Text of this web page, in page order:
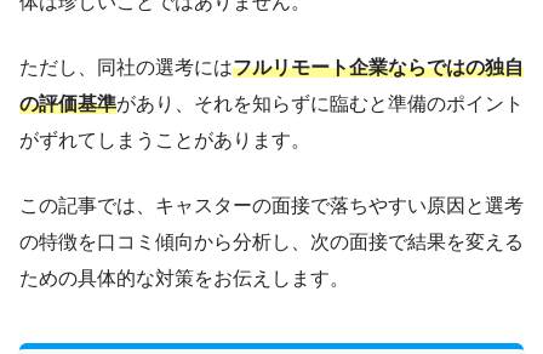
ただし、同社の選考にはフルリモート企業ならではの独自
の評価基準があり、それを知らずに臨むと準備のポイント
がずれてしまうことがあります。
この記事では、キャスターの面接で落ちやすい原因と選考
の特徴を口コミ傾向から分析し、次の面接で結果を変える
ための具体的な対策をお伝えします。